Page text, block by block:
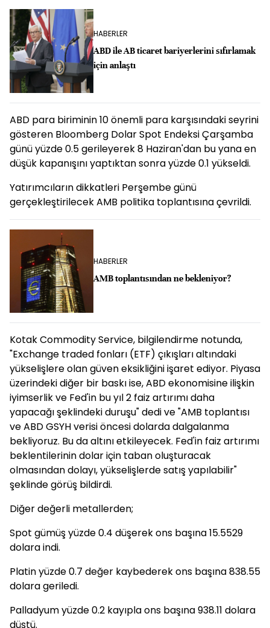
HABERLER
ABD ile AB ticaret bariyerlerini sıfırlamak
için anlaştı
ABD para biriminin 10 önemli para karşısındaki seyrini
gösteren Bloomberg Dolar Spot Endeksi Çarşamba
günü yüzde 0.5 gerileyerek 8 Haziran'dan bu yana en
düşük kapanışını yaptıktan sonra yüzde 0.1 yükseldi.
Yatırımcıların dikkatleri Perşembe günü
gerçekleştirilecek AMB politika toplantısına çevrildi.
HABERLER
AMB toplantısından ne bekleniyor?
Kotak Commodity Service, bilgilendirme notunda,
"Exchange traded fonları (ETF) çıkışları altındaki
yükselişlere olan güven eksikliğini işaret ediyor. Piyasa
üzerindeki diğer bir baskı ise, ABD ekonomisine ilişkin
iyimserlik ve Fed'in bu yıl 2 faiz artırımı daha
yapacağı şeklindeki duruşu" dedi ve "AMB toplantısı
ve ABD GSYH verisi öncesi dolarda dalgalanma
bekliyoruz. Bu da altını etkileyecek. Fed'in faiz artırımı
beklentilerinin dolar için taban oluşturacak
olmasından dolayı, yükselişlerde satış yapılabilir"
şeklinde görüş bildirdi.
Diğer değerli metallerden;
Spot gümüş yüzde 0.4 düşerek ons başına 15.5529
dolara indi.
Platin yüzde 0.7 değer kaybederek ons başına 838.55
dolara geriledi.
Palladyum yüzde 0.2 kayıpla ons başına 938.11 dolara
düştü.